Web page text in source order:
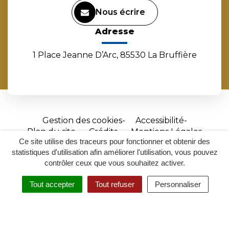
Ce site utilise des traceurs pour fonctionner et obtenir des
statistiques d'utilisation afin améliorer l'utilisation, vous pouvez
contrôler ceux que vous souhaitez activer.
Tout accepter Tout refuser Personnaliser
RECHERCHER
ACCESSIBILITÉ
Nous écrire
Adresse
1 Place Jeanne D’Arc, 85530 La Bruffière
Gestion des cookies
Accessibilité
Plan du site
Crédits
Mentions Légales
Site
réalisé
par
Inovagora